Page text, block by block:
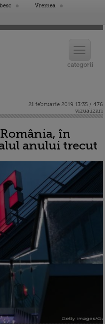
Vremea
21 februarie 2019 13:35 / 476
vizualizari
în
anului trecut